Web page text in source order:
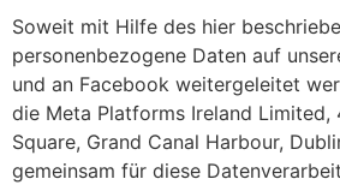
Soweit mit Hilfe des hier
personenbezogene Daten auf
und an Facebook weitergeleitet
die Meta Platforms Ireland Limited,
Square, Grand Canal Harbour,
gemeinsam für diese